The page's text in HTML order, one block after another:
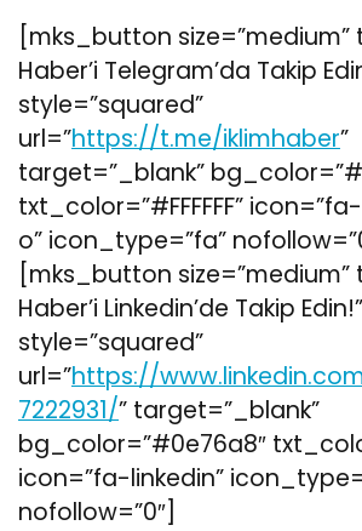
[mks_button size=”medium”
Haber’i Telegram’da Takip
style=”squared”
url=”https://t.me/iklimhaber”
target=”_blank”
txt_color=”#FFFFFF”
o” icon_type=”fa”
[mks_button size=”medium”
Haber’i Linkedin’de Takip Edin!”
style=”squared”
url=”https://
7222931/” target=”_blank”
bg_color=”#0e76a8″
icon=”fa-linkedin”
nofollow=”0″]